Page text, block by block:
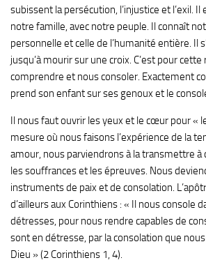
subissent la persécution, l’injustice et l’exil. Il
notre famille, avec notre peuple. Il connaît
personnelle et celle de l’humanité entière. Il
jusqu’à mourir sur une croix. C’est pour cette
comprendre et nous consoler. Exactement
prend son enfant sur ses genoux et le
Il nous faut ouvrir les yeux et le cœur pour «
mesure où nous faisons l’expérience de la
amour, nous parviendrons à la transmettre à
les souffrances et les épreuves. Nous
instruments de paix et de consolation.
d’ailleurs aux Corinthiens : « Il nous console
détresses, pour nous rendre capables de
sont en détresse, par la consolation que
Dieu » (2 Corinthiens 1, 4).